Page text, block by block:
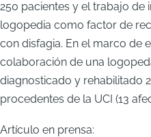
250 pacientes y el trabajo de
logopedia como factor de
con disfagia. En el marco de
colaboración de una
diagnosticado y rehabilitado
procedentes de la UCI (13
Artículo en prensa: